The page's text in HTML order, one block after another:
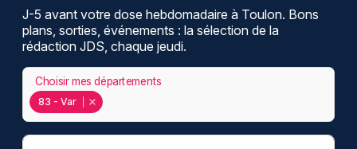
J-5 avant votre dose hebdomadaire à Toulon. Bons
plans, sorties, événements : la sélection de la
rédaction JDS, chaque jeudi.
83 - Var
Choisir mes départements